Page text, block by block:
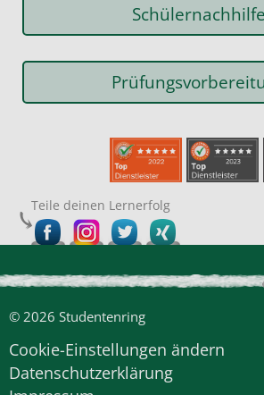
Schülernachhilfe
Teile deinen Lernerfolg
© 2026 Studentenring
Cookie-Einstellungen ändern
Datenschutzerklärung